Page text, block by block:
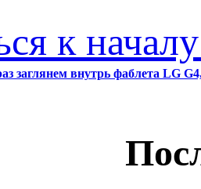
к
заглянем внутрь фаблета LG